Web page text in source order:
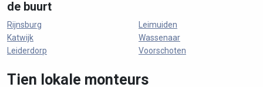
de buurt
Rijnsburg
Katwijk
Leiderdorp
Leimuiden
Wassenaar
Voorschoten
Tien lokale monteurs